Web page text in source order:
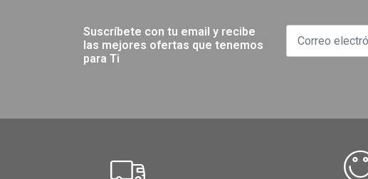
Suscríbete con tu email y recibe
las mejores ofertas que tenemos
para Ti